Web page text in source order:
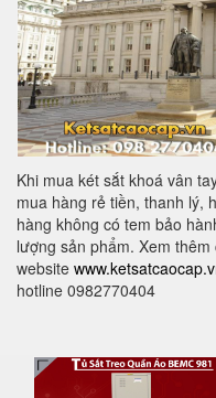
Khi mua két sắt khoá vân
mua hàng rẻ tiền, thanh lý,
hàng không có tem bảo
lượng sản phẩm. Xem
website
hotline 0982770404